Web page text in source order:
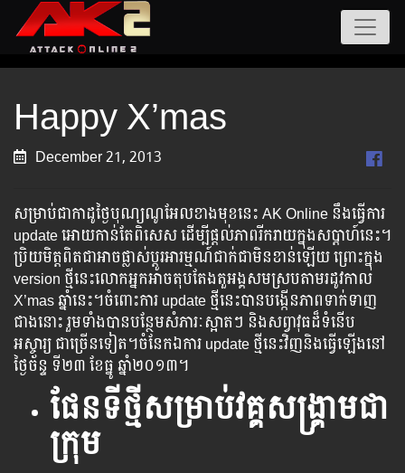
Happy X’mas
December 21, 2013
សម្រាប់​ជា​កាដូ​ថ្ងៃ​បុណ្យ​ណូអែល​ខាង​មុខ​នេះ​​​ AK Online ​នឹង​​ធ្វើ​​ការ​​
update ​​អោយ​​កាន់​​តែ​​ពិសេស​​ ​ដើម្បី​​ផ្តល់​​ភាព​​រីករាយ​​ក្នុង​​សប្តាហ៍​​នេះ​​។​​​
ប្រិយមិត្ត​ពិត​ជា​អាច​ផ្លាស់​ប្តូរ​​អារម្មណ៍​ជាក់​ជា​មិន​ខាន់​ឡើយ​ ​ព្រោះ​ក្នុង​
version ​ថ្មី​នេះ​លោក​អ្នក​អាច​តុប​តែង​តួ​អង្គ​សម​ស្រប​តាម​រដូវ​កាល ​
X’mas ​ឆ្នាំ​នេះ​។​​​​​​ចំពោះ​​​ការ​ ​update ​​ថ្មី​នេះ​​​បាន​​​បង្កើន​​​​ភាព​​​​​​ទាក់​​​ទាញ​​​
ជាង​នោះ​​ រួម​​ទាំង​​​​បាន​​​​​បន្ថែម​សំភារៈ​​ស្អាត​​ៗ ​និង​​​សព្វាវុធ​​ដ៏​​ទំនើប​​​​
អស្ចារ្យ​ ​​​ជា​​​ច្រើន​​ទៀត​។​​ចំនែក​​ឯ​​ការ update ​ថ្មី​នេះ​​វិញ​​និង​​ធ្វើ​​ឡើង​​នៅ​​
ថ្ងៃ​ច័ន្ទ ​ទី២៣ ខែធ្នូ​ ​ឆ្នាំ២០១៣​។
ផែនទីថ្មីសម្រាប់វគ្គសង្រ្គាម​ជា
ក្រុម